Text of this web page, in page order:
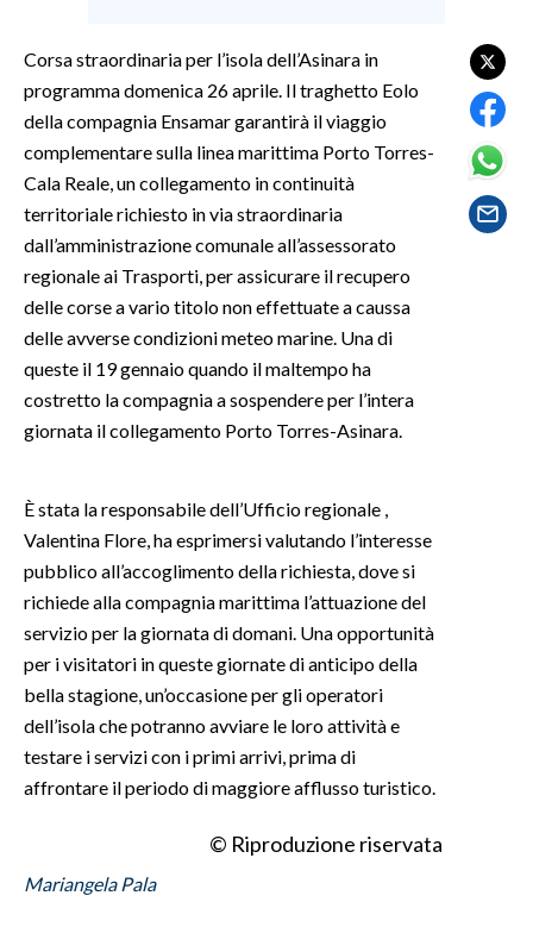
GOSSIP
SALUTE
SARDEGNA TURISMO
SARDI NEL MONDO
NOTIZIE
EVENTI
#CARAUNIONE
3 MINUTI CON
INFO AZIENDE
ABBONATI
NECROLOGI
PUBBLICITÀ
SPIAGGE
STORE
Corsa straordinaria per l’isola dell’Asinara in
programma domenica 26 aprile. Il traghetto Eolo
della compagnia Ensamar garantirà il viaggio
complementare sulla linea marittima Porto Torres-
Cala Reale, un collegamento in continuità
territoriale richiesto in via straordinaria
dall’amministrazione comunale all’assessorato
regionale ai Trasporti, per assicurare il recupero
delle corse a vario titolo non effettuate a caussa
delle avverse condizioni meteo marine. Una di
queste il 19 gennaio quando il maltempo ha
costretto la compagnia a sospendere per l’intera
giornata il collegamento Porto Torres-Asinara.
È stata la responsabile dell’Ufficio regionale ,
Valentina Flore, ha esprimersi valutando l’interesse
pubblico all’accoglimento della richiesta, dove si
richiede alla compagnia marittima l’attuazione del
servizio per la giornata di domani. Una opportunità
per i visitatori in queste giornate di anticipo della
bella stagione, un’occasione per gli operatori
dell’isola che potranno avviare le loro attività e
testare i servizi con i primi arrivi, prima di
affrontare il periodo di maggiore afflusso turistico.
© Riproduzione riservata
Mariangela Pala